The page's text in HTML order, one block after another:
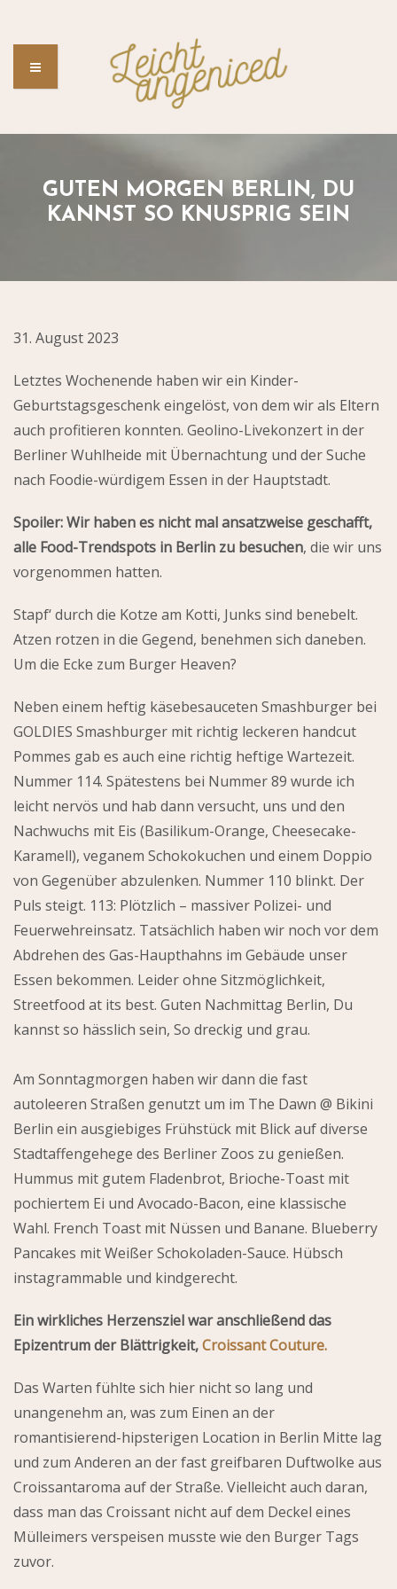
GUTEN MORGEN BERLIN, DU
KANNST SO KNUSPRIG SEIN
31. August 2023
Letztes Wochenende haben wir ein Kinder-
Geburtstagsgeschenk eingelöst, von dem wir als Eltern
auch profitieren konnten. Geolino-Livekonzert in der
Berliner Wuhlheide mit Übernachtung und der Suche
nach Foodie-würdigem Essen in der Hauptstadt.
Spoiler: Wir haben es nicht mal ansatzweise geschafft,
alle Food-Trendspots in Berlin zu besuchen, die wir uns
vorgenommen hatten.
Stapf‘ durch die Kotze am Kotti, Junks sind benebelt.
Atzen rotzen in die Gegend, benehmen sich daneben.
Um die Ecke zum Burger Heaven?
Neben einem heftig käsebesauceten Smashburger bei
GOLDIES Smashburger mit richtig leckeren handcut
Pommes gab es auch eine richtig heftige Wartezeit.
Nummer 114. Spätestens bei Nummer 89 wurde ich
leicht nervös und hab dann versucht, uns und den
Nachwuchs mit Eis (Basilikum-Orange, Cheesecake-
Karamell), veganem Schokokuchen und einem Doppio
von Gegenüber abzulenken. Nummer 110 blinkt. Der
Puls steigt. 113: Plötzlich – massiver Polizei- und
Feuerwehreinsatz. Tatsächlich haben wir noch vor dem
Abdrehen des Gas-Haupthahns im Gebäude unser
Essen bekommen. Leider ohne Sitzmöglichkeit,
Streetfood at its best. Guten Nachmittag Berlin, Du
kannst so hässlich sein, So dreckig und grau.
Am Sonntagmorgen haben wir dann die fast
autoleeren Straßen genutzt um im The Dawn @ Bikini
Berlin ein ausgiebiges Frühstück mit Blick auf diverse
Stadtaffengehege des Berliner Zoos zu genießen.
Hummus mit gutem Fladenbrot, Brioche-Toast mit
pochiertem Ei und Avocado-Bacon, eine klassische
Wahl. French Toast mit Nüssen und Banane. Blueberry
Pancakes mit Weißer Schokoladen-Sauce. Hübsch
instagrammable und kindgerecht.
Ein wirkliches Herzensziel war anschließend das
Epizentrum der Blättrigkeit,Croissant Couture.
Das Warten fühlte sich hier nicht so lang und
unangenehm an, was zum Einen an der
romantisierend-hipsterigen Location in Berlin Mitte lag
und zum Anderen an der fast greifbaren Duftwolke aus
Croissantaroma auf der Straße. Vielleicht auch daran,
dass man das Croissant nicht auf dem Deckel eines
Mülleimers verspeisen musste wie den Burger Tags
zuvor.